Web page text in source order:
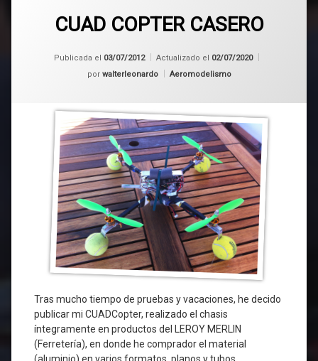
CUAD COPTER CASERO
Publicada el 03/07/2012 Actualizado el 02/07/2020
por walterleonardo Categorías:
Aeromodelismo
Tras mucho tiempo de pruebas y vacaciones, he decido
publicar mi CUADCopter, realizado el chasis
íntegramente en productos del LEROY MERLIN
(Ferretería), en donde he comprador el material